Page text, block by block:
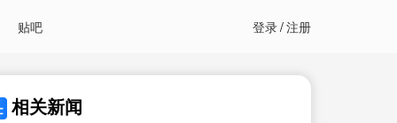
贴吧 登录/注册
相关新闻